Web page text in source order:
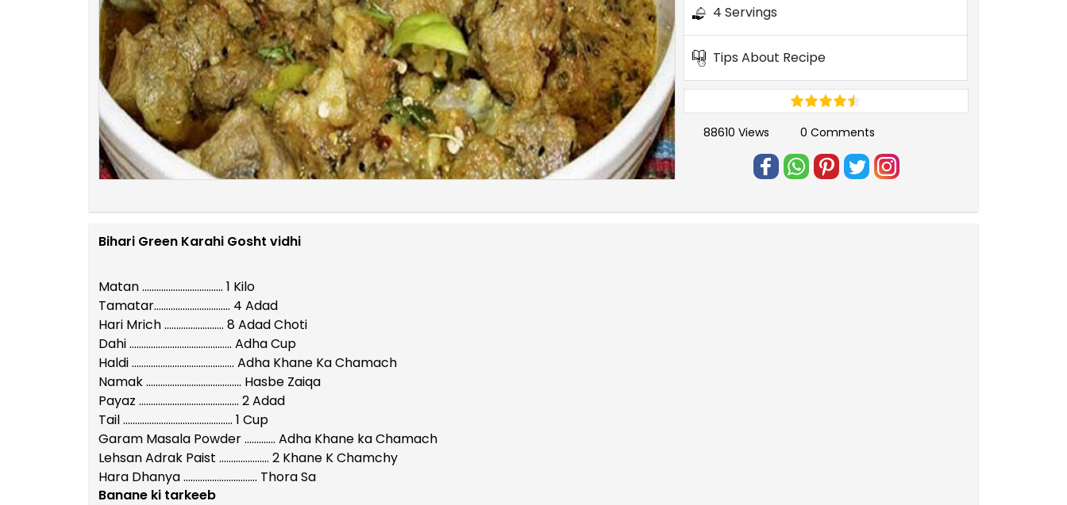
4 Servings
Tips About Recipe
88610 Views 0 Comments
Bihari Green Karahi Gosht vidhi
Matan ……………………………. 1 Kilo
Tamatar………….…………….… 4 Adad
Hari Mrich …………….……… 8 Adad Choti
Dahi …………………….……………... Adha Cup
Haldi ………………………..………….. Adha Khane Ka Chamach
Namak ……………………..………….. Hasbe Zaiqa
Payaz ……………………………..……. 2 Adad
Tail ………………………………..…….. 1 Cup
Garam Masala Powder …………. Adha Khane ka Chamach
Lehsan Adrak Paist ………………… 2 Khane K Chamchy
Hara Dhanya …………………………. Thora Sa
Banane ki tarkeeb